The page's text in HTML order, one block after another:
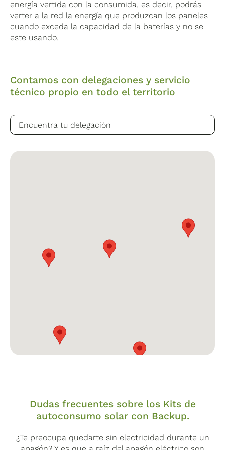
Sistema de Backup Huawei Smartguard
63A-T0 (EMMa incorporado)
Ver ficha técnica sistema de Backup Huawei
protección IP55 para ofrecer respaldo eléctrico y
gestión inteligente de la energía en instalaciones
fotovoltaicas residenciales. Este dispositivo permite
una transición rápida y eficiente entre la red
eléctrica y el modo de respaldo, asegurando un
Conmutación sin interrupciones perceptibles para
los electrodomésticos
Modo de bypass manual para seguridad adicional
(mm)
energía vertida con la consumida, es decir, podrás
verter a la red la energía que produzcan los paneles
cuando exceda la capacidad de la baterías y no se
este usando.
Contamos con delegaciones y servicio
técnico propio en todo el territorio
Dudas frecuentes sobre los Kits de
autoconsumo solar con Backup.
¿Te preocupa quedarte sin electricidad durante un